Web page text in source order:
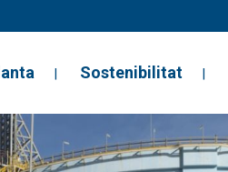
Sostenibilitat